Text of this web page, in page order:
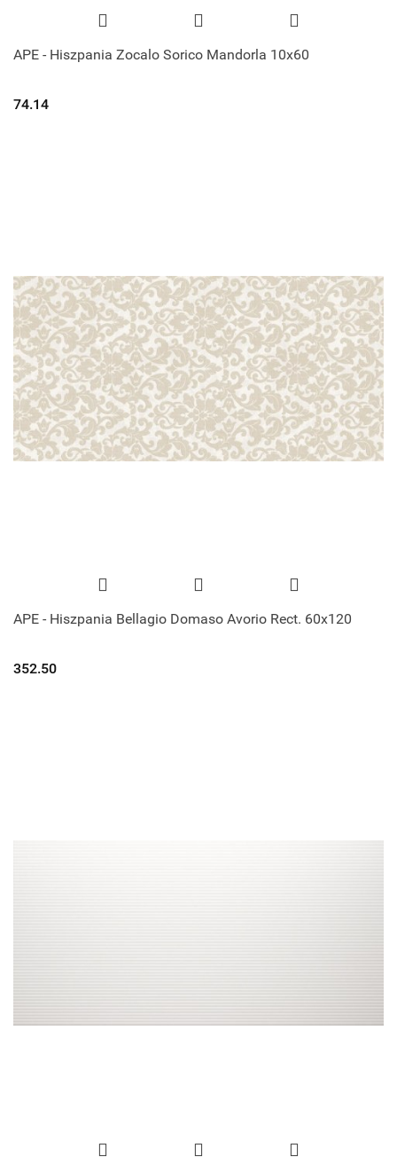
APE - Hiszpania Zocalo Sorico Mandorla 10x60
74.14
APE - Hiszpania Bellagio Domaso Avorio Rect. 60x120
352.50